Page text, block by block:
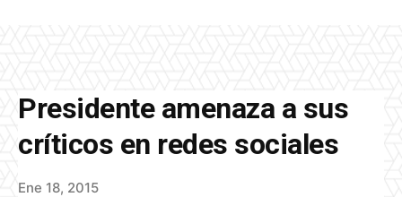
Presidente amenaza a sus
críticos en redes sociales
Ene 18, 2015